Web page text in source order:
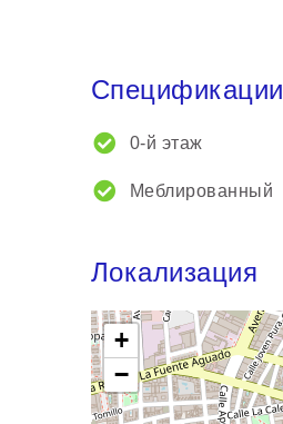
Спецификации
0-й этаж
Меблированный
Локализация
+
−